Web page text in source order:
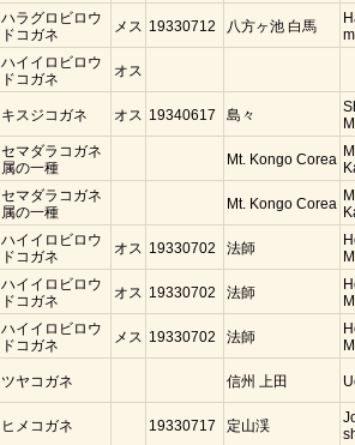
ハラグロビロウ
ドコガネ
メス 19330712 八方ヶ池 白馬
ハイイロビロウ
ドコガネ
オス
キスジコガネ オス 19340617 島々
セマダラコガネ
属の一種
Mt. Kongo Corea
セマダラコガネ
属の一種
Mt. Kongo Corea
ハイイロビロウ
ドコガネ
オス 19330702 法師
ハイイロビロウ
ドコガネ
オス 19330702 法師
ハイイロビロウ
ドコガネ
メス 19330702 法師
ツヤコガネ 信州 上田
ヒメコガネ 19330717 定山渓